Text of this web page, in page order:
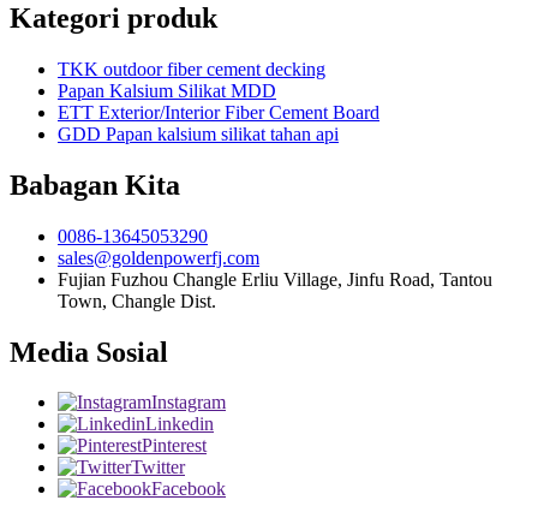
Kategori produk
TKK outdoor fiber cement decking
Papan Kalsium Silikat MDD
ETT Exterior/Interior Fiber Cement Board
GDD Papan kalsium silikat tahan api
Babagan Kita
0086-13645053290
sales@goldenpowerfj.com
Fujian Fuzhou Changle Erliu Village, Jinfu Road, Tantou
Town, Changle Dist.
Media Sosial
Instagram
Linkedin
Pinterest
Twitter
Facebook